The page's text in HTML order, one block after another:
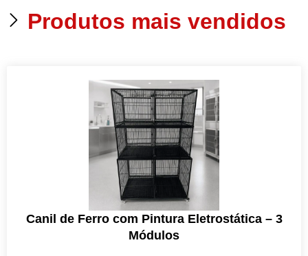
Produtos mais vendidos
Canil de Ferro com Pintura Eletrostática – 3
Módulos